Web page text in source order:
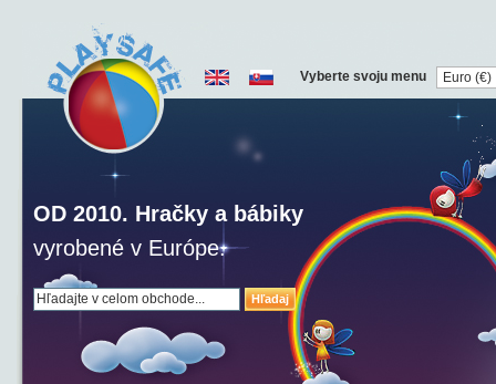
Hľadaj
OD 2010. Hračky a bábiky
vyrobené v Európe.
Vyberte svoju menu